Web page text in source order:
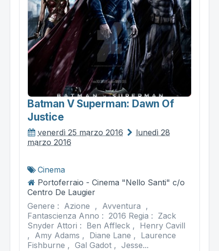
Batman V Superman: Dawn Of
Justice
venerdì 25 marzo 2016
lunedì 28
marzo 2016
Cinema
Portoferraio - Cinema "Nello Santi" c/o
Centro De Laugier
Genere : Azione , Avventura ,
Fantascienza Anno : 2016 Regia : Zack
Snyder Attori : Ben Affleck , Henry Cavill
, Amy Adams , Diane Lane , Laurence
Fishburne , Gal Gadot , Jesse...